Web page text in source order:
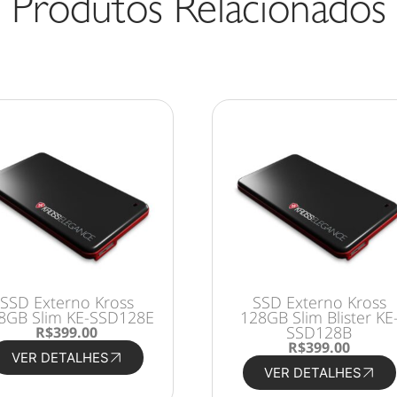
Produtos Relacionados
SSD Externo Kross
Slim Blister KE-
SSD128B
VER DETALHES
Kit Teclado e Mouse s/
Fio Kross Vermelho e
Preto KE-KM553V1
R$97.90
VER DETALHES